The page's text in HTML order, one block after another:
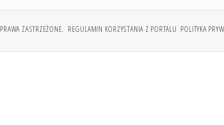
ZASTRZEŻONE. REGULAMIN KORZYSTANIA Z PORTALU POLITYKA